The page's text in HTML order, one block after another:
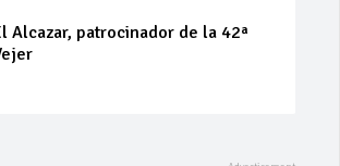
mejoras en la A381 por